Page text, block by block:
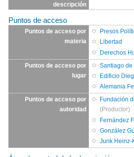
descripción
Puntos de acceso
Puntos de acceso por
materia
Presos
Libertad
Derechos
Puntos de acceso por
lugar
Santiago de
Edificio
Alemania
Puntos de acceso por
autoridad
Fundación
(Productor)
Fernández
González
Junk Heinz-